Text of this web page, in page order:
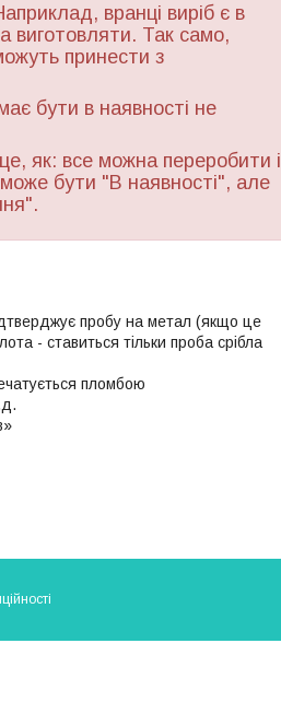
вранці виріб є в
виготовляти. Так само,
принести з
бути в наявності не
як: все можна переробити і
бути "В наявності", але
пробу на метал (якщо це
- ставиться тільки проба срібла
пломбою